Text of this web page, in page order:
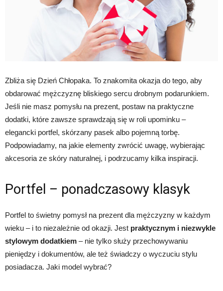
Zbliża się Dzień Chłopaka. To znakomita okazja do tego, aby
obdarować mężczyznę bliskiego sercu drobnym podarunkiem.
Jeśli nie masz pomysłu na prezent, postaw na praktyczne
dodatki, które zawsze sprawdzają się w roli upominku –
elegancki portfel, skórzany pasek albo pojemną torbę.
Podpowiadamy, na jakie elementy zwrócić uwagę, wybierając
akcesoria ze skóry naturalnej, i podrzucamy kilka inspiracji.
Portfel – ponadczasowy klasyk
Portfel to świetny pomysł na prezent dla mężczyzny w każdym
wieku – i to niezależnie od okazji. Jest praktycznym i niezwykle
stylowym dodatkiem – nie tylko służy przechowywaniu
pieniędzy i dokumentów, ale też świadczy o wyczuciu stylu
posiadacza. Jaki model wybrać?